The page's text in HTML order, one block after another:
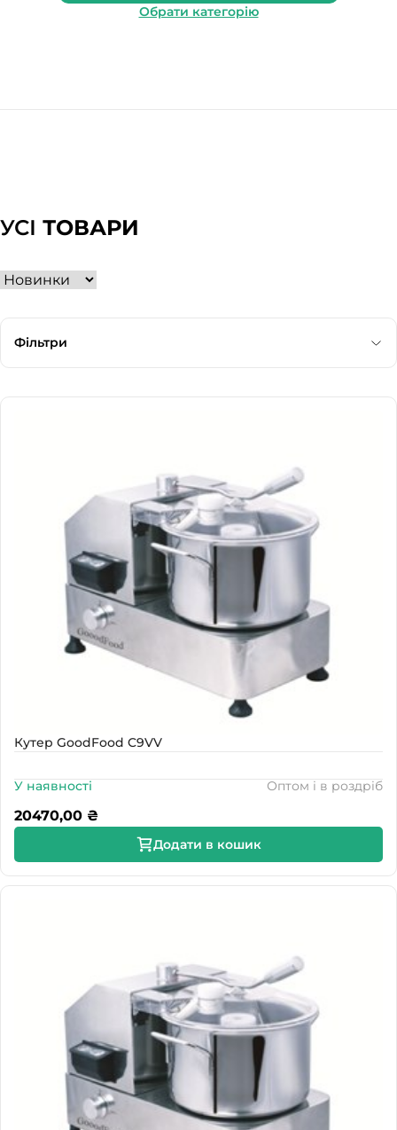
Обрати категорію
УСІ ТОВАРИ
Фільтри
В наявності
Кутер GoodFood C9VV
У наявності Оптом і в роздріб
20470,00 ₴
Додати в кошик